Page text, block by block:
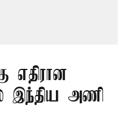
எதிரான
இந்திய அணி